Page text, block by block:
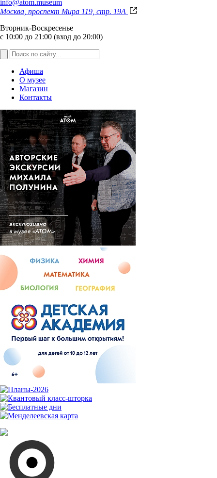
info@atom.museum
Москва, проспект Мира 119, стр. 19А
Вторник-Воскресенье
с 10:00 до 21:00 (вход до 20:00)
Афиша
О музее
Магазин
Контакты